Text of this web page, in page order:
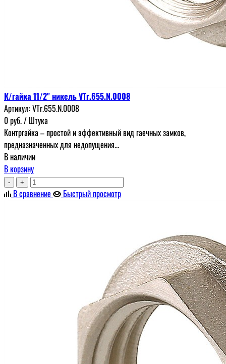
К/гайка 11/2" никель VTr.655.N.0008
Артикул:VTr.655.N.0008
0руб./ Штука
Контргайка – простой и эффективный вид гаечных замков,
предназначенных для недопущения...
В наличии
В корзину
- +
В сравнение Быстрый просмотр